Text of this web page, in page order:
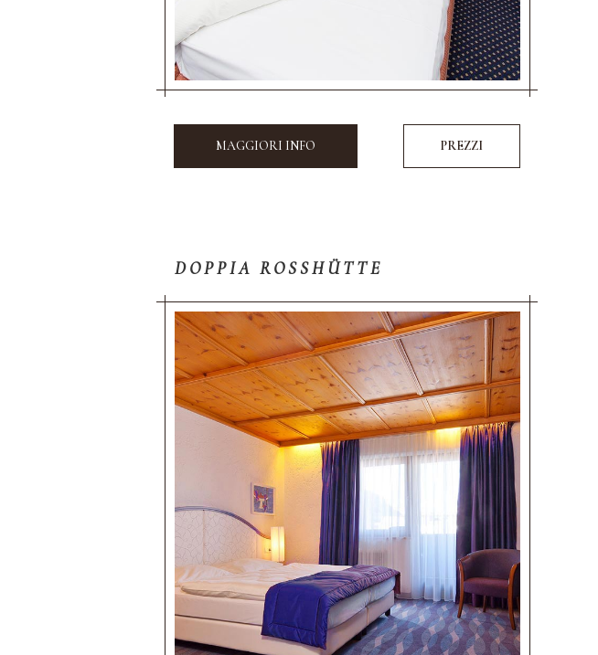
MAGGIORI INFO PREZZI
DOPPIA ROSSHÜTTE